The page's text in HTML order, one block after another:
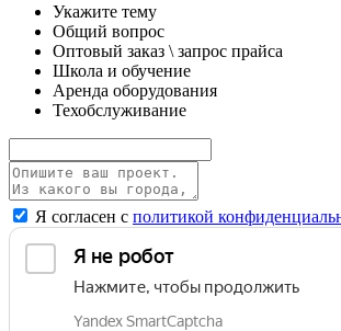
Укажите тему
Общий вопрос
Оптовый заказ \ запрос прайса
Школа и обучение
Аренда оборудования
Техобслуживание
Я согласен с политикой